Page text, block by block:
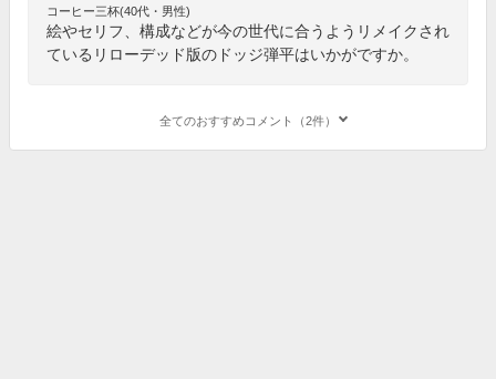
コーヒー三杯(40代・男性)
絵やセリフ、構成などが今の世代に合うようリメイクされ
ているリローデッド版のドッジ弾平はいかがですか。
全てのおすすめコメント（2件）